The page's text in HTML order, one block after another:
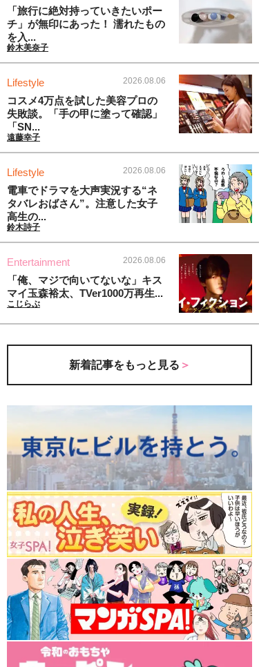
「旅行に絶対持っていきたいポー
チ」が無印にあった！ 濡れたもの
を入...
鈴木美奈子
Lifestyle 2026.08.06
コスメ4万点を試した美容プロの
失敗談。「手の甲に塗って確認」
「SN...
遠藤幸子
Lifestyle 2026.08.06
電車でドラマを大声実況する“ネ
タバレおばさん”。注意した女子
高生の...
鈴木詩子
Entertainment 2026.08.06
「俺、マジで向いてないな」キス
マイ玉森裕太、TVer1000万再生...
こじらぶ
新着記事をもっと見る